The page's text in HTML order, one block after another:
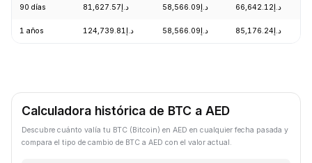
90 días د.إ81,627.57 د.إ58,566.09 د.إ66,642.12
1 años د.إ124,739.81 د.إ58,566.09 د.إ85,176.24
Calculadora histórica de BTC a AED
Descubre cuánto valía tu BTC (Bitcoin) en AED en cualquier fecha pasada y
compara el tipo de cambio de BTC a AED con el valor actual.